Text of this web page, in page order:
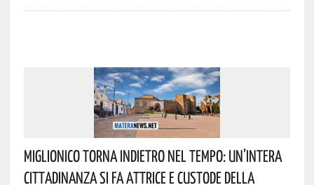
Miglionico Torna Indietro Nel Tempo: Un’intera
Cittadinanza Si Fa Attrice E Custode Della